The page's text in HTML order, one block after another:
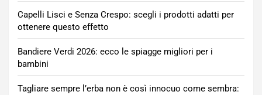
Capelli Lisci e Senza Crespo: scegli i prodotti adatti per
ottenere questo effetto
Bandiere Verdi 2026: ecco le spiagge migliori per i
bambini
Tagliare sempre l’erba non è così innocuo come sembra: